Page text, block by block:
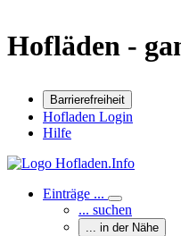
Hofläden -
Barrierefreiheit
Hofladen Login
Hilfe
Einträge ...
... suchen
... in der Nähe